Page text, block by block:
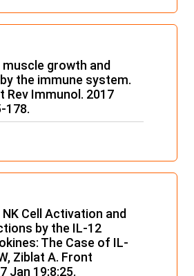
growth and
the immune system.
Rev Immunol. 2017
178.
Cell Activation and
by the IL-12
The Case of IL-
Ziblat A. Front
Jan 19;8:25.